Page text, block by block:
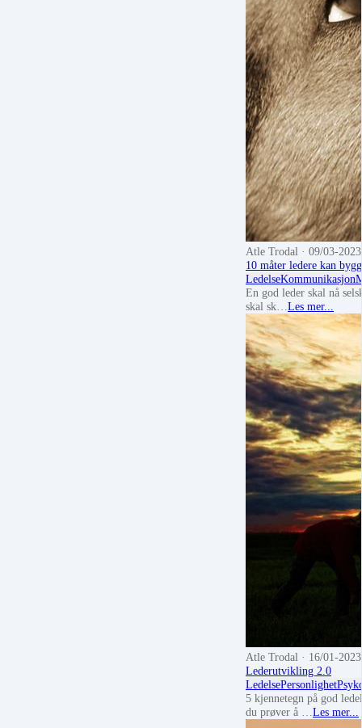
Atle Trodal · 09/03-2023
10 måter ledere kan
LedelseKommunikasjon
En god leder skal nå
skal sk… Les mer...
Atle Trodal · 16/01-2023
Lederutvikling 2.0
LedelsePersonlighet
5 kjennetegn på god
du prøver å … Les mer...